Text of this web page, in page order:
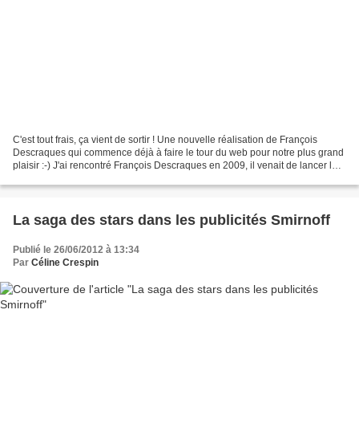
C'est tout frais, ça vient de sortir ! Une nouvelle réalisation de François
Descraques qui commence déjà à faire le tour du web pour notre plus grand
plaisir :-) J'ai rencontré François Descraques en 2009, il venait de lancer la
La saga des stars dans les publicités Smirnoff
Publié le 26/06/2012 à 13:34
Par Céline Crespin